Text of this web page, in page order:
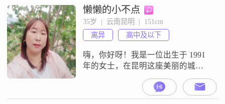
主持人。我性格独立自信，乐观积
极，总是以一颗平和的心去面对生
活中的各种挑战。我与人相处随和
易相处，不喜欢拐弯抹角，更欣赏
直接真诚的交流方式。我有着良好
的幽默感，
懒懒的小不点
35岁  |  云南昆明  |  151cm
离异
高中及以下
嗨，你好呀！我是一位出生于 1991
年的女士，在昆明这座美丽的城市
生活##3002##我的身高大概
151cm，是个普普通通的身高啦
##3002##我现在的工作收入一个月